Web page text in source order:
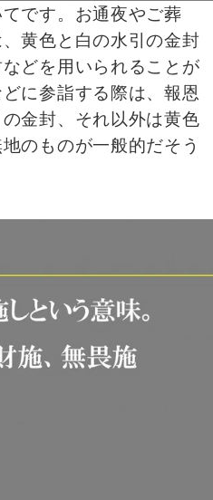
です。お通夜やご葬
黄色と白の水引の金封
どを用いられることが
に参詣する際は、報恩
金封、それ以外は黄色
のものが一般的だそう